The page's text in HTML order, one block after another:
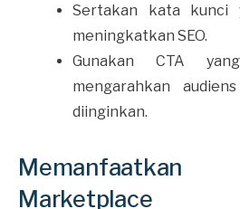
Sertakan kata kunci
meningkatkan SEO.
Gunakan CTA
mengarahkan
diinginkan.
Marketplace